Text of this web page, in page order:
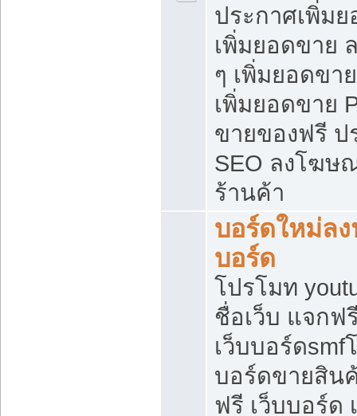
ประกาศเพิ่ม
เพิ่มยอดขาย
ๆ เพิ่มยอดขา
เพิ่มยอดขาย
ขายของฟรี ป
SEO ลงโฆษ
ร้านค้า
บอร์ดใหม่ลง
บอร์ด
โปรโมท
ชื่อเว็บ แจกฟ
เว็บบอร์ดsmf
บอร์ดขายสิน
ฟรี เว็บบอร์ด